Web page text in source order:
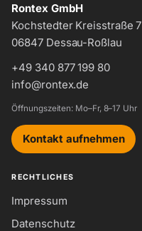
Rontex GmbH
Kochstedter Kreisstraße 7
06847 Dessau-Roßlau
+49 340 877 199 80
info@rontex.de
Öffnungszeiten: Mo–Fr, 8–17 Uhr
Kontakt aufnehmen
RECHTLICHES
Impressum
Datenschutz